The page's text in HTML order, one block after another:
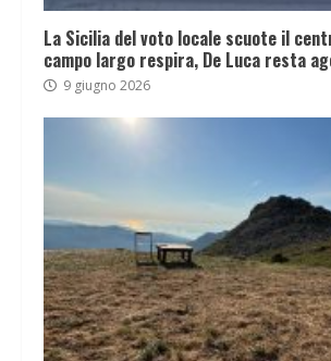
La Sicilia del voto locale scuote il
campo largo respira, De Luca resta
9 giugno 2026